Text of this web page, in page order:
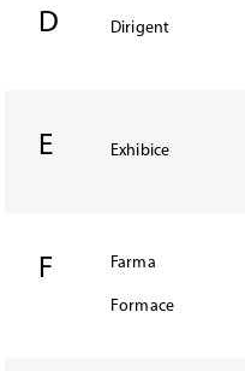
D Dirigent
E Exhibice
F Farma
Formace